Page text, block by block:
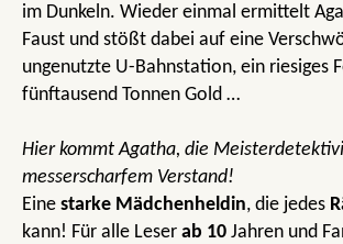
im Dunkeln. Wieder einmal ermittelt
Faust und stößt dabei auf eine
ungenutzte U-Bahnstation, ein riesiges
fünftausend Tonnen Gold …
Hier kommt Agatha, die
messerscharfem Verstand!
Eine starke Mädchenheldin, die jedes
kann! Für alle Leser ab 10 Jahren und